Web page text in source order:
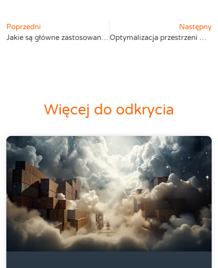
Poprzedni
Jakie są główne zastosowania systemu informatycznego w magazynie?
Następny
Optymalizacja przestrzeni magazynowej
Więcej do odkrycia